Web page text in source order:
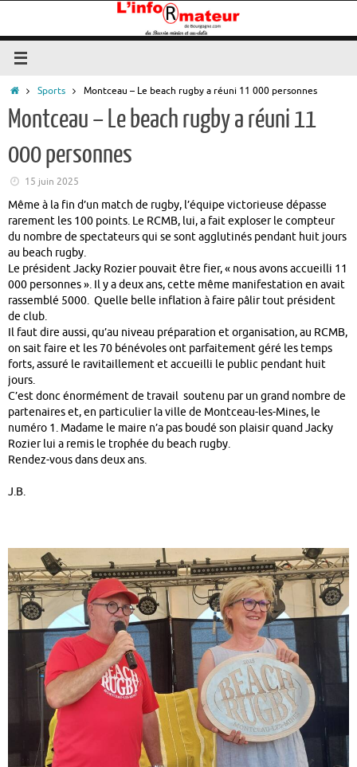
contenu
Accueil
Sports Montceau – Le beach rugby a réuni 11 000 personnes
Montceau – Le beach rugby a réuni 11
000 personnes
15 juin 2025
Même à la fin d’un match de rugby, l’équipe victorieuse dépasse
rarement les 100 points. Le RCMB, lui, a fait exploser le compteur
du nombre de spectateurs qui se sont agglutinés pendant huit jours
au beach rugby.
Le président Jacky Rozier pouvait être fier, « nous avons accueilli 11
000 personnes ». Il y a deux ans, cette même manifestation en avait
rassemblé 5000. Quelle belle inflation à faire pâlir tout président
de club.
Il faut dire aussi, qu’au niveau préparation et organisation, au RCMB,
on sait faire et les 70 bénévoles ont parfaitement géré les temps
forts, assuré le ravitaillement et accueilli le public pendant huit
jours.
C’est donc énormément de travail soutenu par un grand nombre de
partenaires et, en particulier la ville de Montceau-les-Mines, le
numéro 1. Madame le maire n’a pas boudé son plaisir quand Jacky
Rozier lui a remis le trophée du beach rugby.
Rendez-vous dans deux ans.
J.B.